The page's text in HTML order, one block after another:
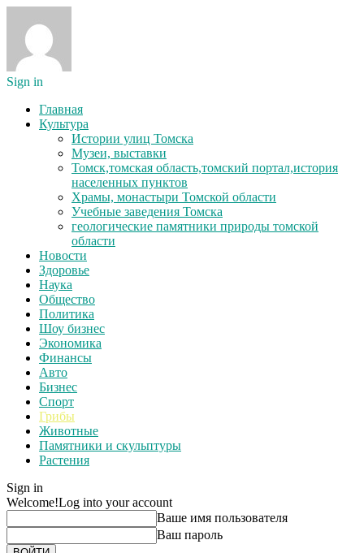
Sign in
Главная
Культура
Истории улиц Томска
Музеи, выставки
Томск,томская область,томский портал,история
населенных пунктов
Храмы, монастыри Томской области
Учебные заведения Томска
геологические памятники природы томской
области
Новости
Здоровье
Наука
Общество
Политика
Шоу бизнес
Экономика
Финансы
Авто
Бизнес
Спорт
Грибы
Животные
Памятники и скульптуры
Растения
Sign in
Welcome!Log into your account
Ваше имя пользователя
Ваш пароль